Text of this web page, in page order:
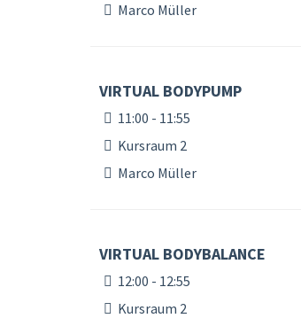
Marco Müller
VIRTUAL BODYPUMP
11:00 - 11:55
Kursraum 2
Marco Müller
VIRTUAL BODYBALANCE
12:00 - 12:55
Kursraum 2